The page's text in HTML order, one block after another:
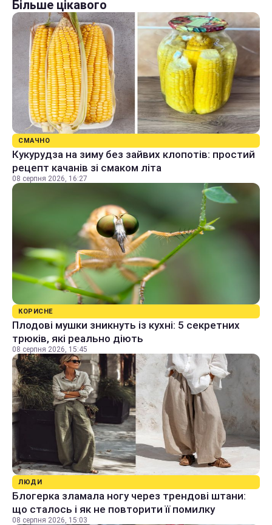
Більше цікавого
СМАЧНО
Кукурудза на зиму без зайвих клопотів: простий
рецепт качанів зі смаком літа
08 серпня 2026, 16:27
КОРИСНЕ
Плодові мушки зникнуть із кухні: 5 секретних
трюків, які реально діють
08 серпня 2026, 15:45
ЛЮДИ
Блогерка зламала ногу через трендові штани:
що сталось і як не повторити її помилку
08 серпня 2026, 15:03